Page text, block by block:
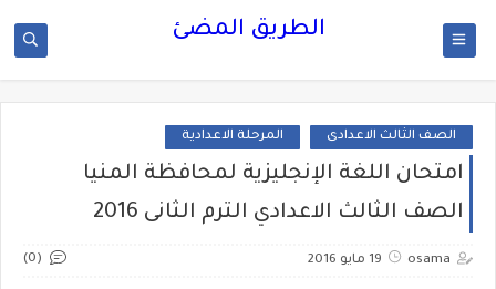
الطريق المضئ
الصف الثالث الاعدادى المرحلة الاعدادية
امتحان اللغة الإنجليزية لمحافظة المنيا
الصف الثالث الاعدادي الترم الثانى 2016
osama 19 مايو 2016 (0)